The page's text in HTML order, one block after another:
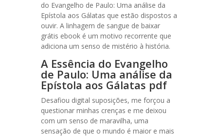
do Evangelho de Paulo: Uma análise da
Epístola aos Gálatas que estão dispostos a
ouvir. A linhagem de sangue de baixar
grátis ebook é um motivo recorrente que
adiciona um senso de mistério à história.
A Essência do Evangelho
de Paulo: Uma análise da
Epístola aos Gálatas pdf
Desafiou digital suposições, me forçou a
questionar minhas crenças e me deixou
com um senso de maravilha, uma
sensação de que o mundo é maior e mais